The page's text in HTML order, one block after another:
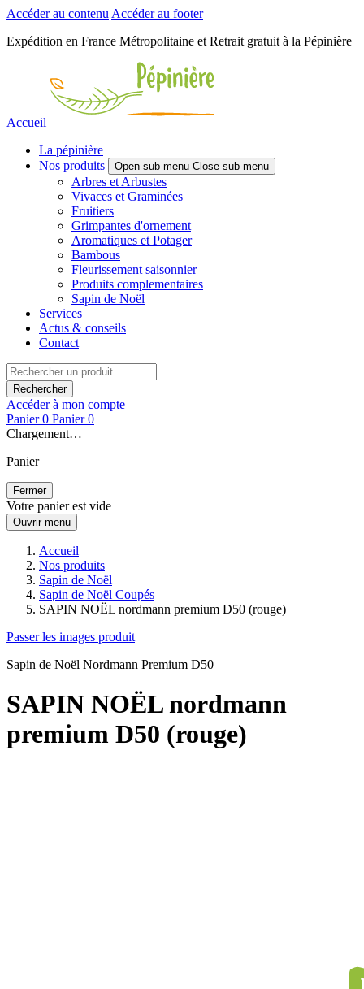
Accéder au contenu Accéder au footer
Expédition en France Métropolitaine et Retrait gratuit à la Pépinière
Accueil
La pépinière
Nos produits
Open sub menu Close sub menu
Arbres et Arbustes
Vivaces et Graminées
Fruitiers
Grimpantes d'ornement
Aromatiques et Potager
Bambous
Fleurissement saisonnier
Produits complementaires
Sapin de Noël
Services
Actus & conseils
Contact
Rechercher
Accéder à mon compte
Panier 0 Panier 0
Chargement…
Panier
Fermer
Votre panier est vide
Ouvrir menu
Accueil
Nos produits
Sapin de Noël
Sapin de Noël Coupés
SAPIN NOËL nordmann premium D50 (rouge)
Passer les images produit
Sapin de Noël Nordmann Premium D50
SAPIN NOËL nordmann
premium D50 (rouge)